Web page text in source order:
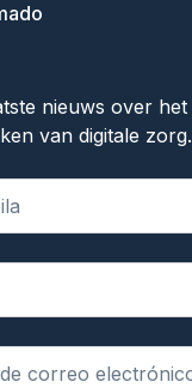
nieuws over het
van digitale zorg.
obligatorios